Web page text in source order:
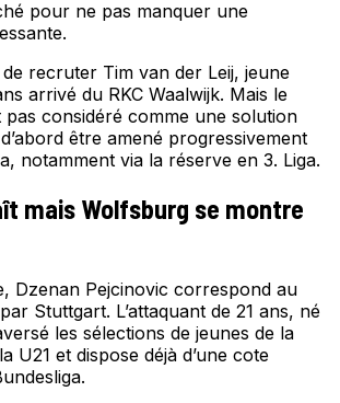
pour ne pas manquer une
recruter Tim van der Leij, jeune
arrivé du RKC Waalwijk. Mais le
pas considéré comme une solution
être amené progressivement
notamment via la réserve en 3. Liga.
mais Wolfsburg se montre
Dzenan Pejcinovic correspond au
Stuttgart. L’attaquant de 21 ans, né
les sélections de jeunes de la
U21 et dispose déjà d’une cote